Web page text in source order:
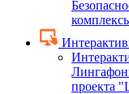
проекта